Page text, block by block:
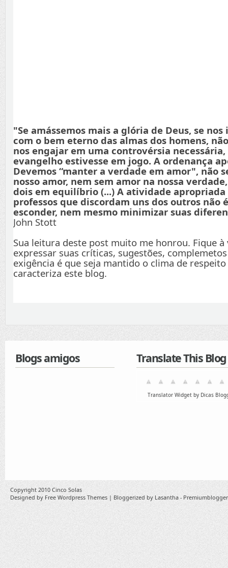
"Se amássemos mais a glória de Deus, se
com o bem eterno das almas dos homens,
nos engajar em uma controvérsia
evangelho estivesse em jogo. A ordenança
Devemos “manter a verdade em amor", não
nosso amor, nem sem amor na nossa
dois em equilíbrio (...) A atividade apropriada
professos que discordam uns dos outros não
esconder, nem mesmo minimizar suas
John Stott
Sua leitura deste post muito me honrou. Fique à
expressar suas críticas, sugestões,
exigência é que seja mantido o clima de
caracteriza este blog.
Blogs amigos Translate This Blog
Translator Widget by Dicas
Copyright 2010 Cinco Solas
Designed by Free Wordpress Themes | Bloggerized by Lasantha -